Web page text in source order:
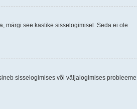
märgi see kastike sisselogimisel. Seda ei ole
sisselogimises või väljalogimises probleeme,